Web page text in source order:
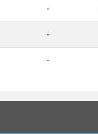
-
-
-